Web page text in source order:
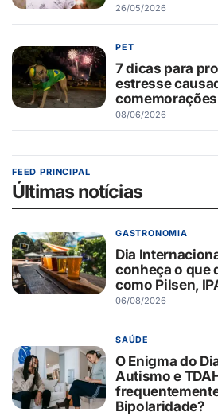
26/05/2026
PET
7 dicas para
estresse
08/06/2026
FEED PRINCIPAL
Últimas notícias
GASTRONOMIA
Dia
conheça o que
como Pilsen,
06/08/2026
SAÚDE
O Enigma do
Autismo e
Bipolaridade?